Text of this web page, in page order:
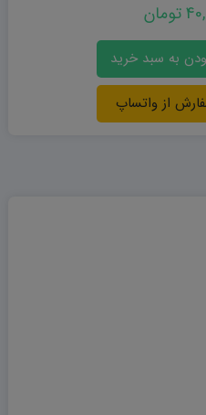
به سبد خرید
از واتساپ